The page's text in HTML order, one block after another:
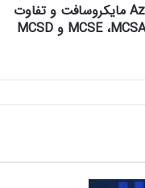
انواع دوره‌های Azure مایکروسافت و تفاوت